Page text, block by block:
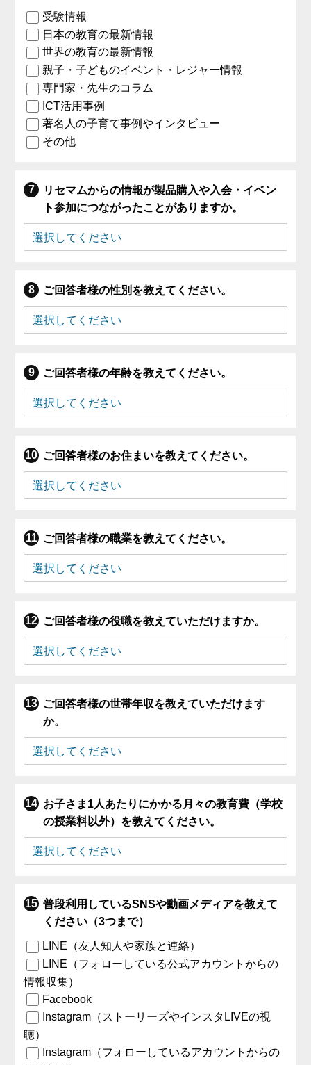
受験情報
日本の教育の最新情報
世界の教育の最新情報
親子・子どものイベント・レジャー情報
専門家・先生のコラム
ICT活用事例
著名人の子育て事例やインタビュー
その他
リセマムからの情報が製品購入や入会・イベン
ト参加につながったことがありますか。
ご回答者様の性別を教えてください。
ご回答者様の年齢を教えてください。
ご回答者様のお住まいを教えてください。
ご回答者様の職業を教えてください。
ご回答者様の役職を教えていただけますか。
ご回答者様の世帯年収を教えていただけます
か。
お子さま1人あたりにかかる月々の教育費（学校
の授業料以外）を教えてください。
普段利用しているSNSや動画メディアを教えて
ください（3つまで）
LINE（友人知人や家族と連絡）
LINE（フォローしている公式アカウントからの
情報収集）
Facebook
Instagram（ストーリーズやインスタLIVEの視
聴）
Instagram（フォローしているアカウントからの